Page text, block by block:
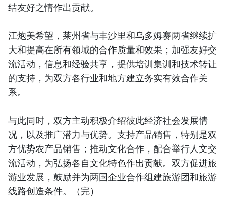
结友好之情作出贡献。
江炮美希望，莱州省与丰沙里和乌多姆赛两省继续扩
大和提高在所有领域的合作质量和效果；加强友好交
流活动，信息和经验共享，提供培训集训和技术转让
的支持，为双方各行业和地方建立务实有效合作关
系。
与此同时，双方主动积极介绍彼此经济社会发展情
况，以及推广潜力与优势。支持产品销售，特别是双
方优势农产品销售；推动文化合作，配合举行人文交
流活动，为弘扬各自文化特色作出贡献。双方促进旅
游业发展，鼓励并为两国企业合作组建旅游团和旅游
线路创造条件。（完）